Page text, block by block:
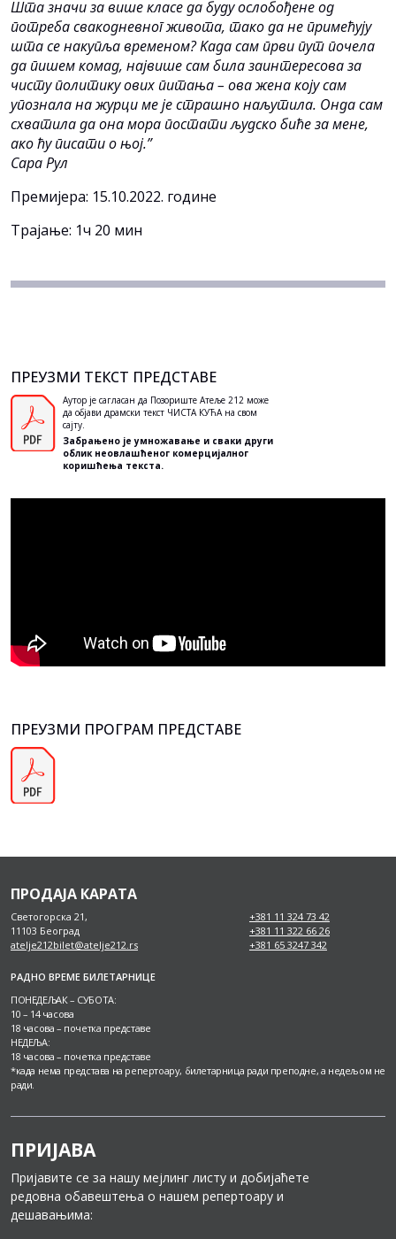
Шта значи за више класе да буду ослобођене од
потреба свакодневног живота, тако да не примећују
шта се накупља временом? Kада сам први пут почела
да пишем комад, највише сам била заинтересова за
чисту политику ових питања – ова жена коју сам
упознала на журци ме је страшно наљутила. Онда сам
схватила да она мора постати људско биће за мене,
ако ћу писати о њој.”
Сара Рул
Премијера: 15.10.2022. године
Трајање: 1ч 20 мин
ПРЕУЗМИ ТЕКСТ ПРЕДСТАВЕ
Аутор је сагласан да Позориште Атеље 212 може
да објави драмски текст ЧИСТА КУЋА на свом
сајту.
Забрањено је умножавање и сваки други
облик неовлашћеног комерцијалног
коришћења текста.
ПРЕУЗМИ ПРОГРАМ ПРЕДСТАВЕ
ПРОДАЈА КАРАТА
Светогорска 21,
11103 Београд
atelje212bilet@atelje212.rs
+381 11 324 73 42
+381 11 322 66 26
+381 65 3247 342
РАДНО ВРЕМЕ БИЛЕТАРНИЦЕ
ПОНЕДЕЉАК – СУБОТА:
10 – 14 часова
18 часова – почетка представе
НЕДЕЉА:
18 часова – почетка представе
*када нема представа на репертоару, билетарница ради преподне, а недељом не
ради.
ПРИЈАВА
Пријавите се за нашу мејлинг листу и добијаћете
редовна обавештења о нашем репертоару и
дешавањима: